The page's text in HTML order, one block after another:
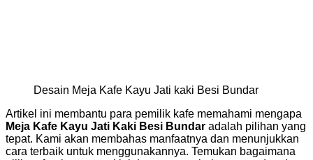
Desain Meja Kafe Kayu Jati kaki Besi Bundar
Artikel ini membantu para pemilik kafe memahami mengapa
Meja Kafe Kayu Jati Kaki Besi Bundar adalah pilihan yang
tepat. Kami akan membahas manfaatnya dan menunjukkan
cara terbaik untuk menggunakannya. Temukan bagaimana